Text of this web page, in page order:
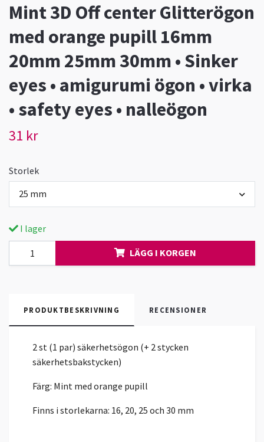
Mint 3D Off center Glitterögon
med orange pupill 16mm
20mm 25mm 30mm • Sinker
eyes • amigurumi ögon • virka
• safety eyes • nalleögon
31 kr
Storlek
25 mm
I lager
LÄGG I KORGEN
PRODUKTBESKRIVNING RECENSIONER
2 st (1 par) säkerhetsögon (+ 2 stycken
säkerhetsbakstycken)
Färg: Mint med orange pupill
Finns i storlekarna: 16, 20, 25 och 30 mm